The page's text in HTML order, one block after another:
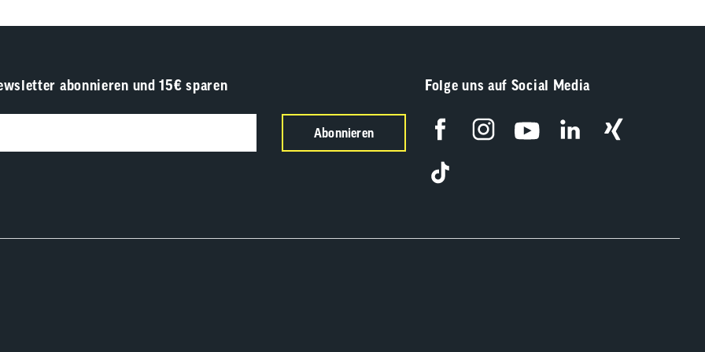
abonnieren und 15€ sparen
Abonnieren
Folge uns auf Social Media